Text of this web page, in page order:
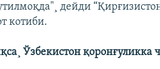
дейди
котиби.
Ўзбекистон қоронғуликка